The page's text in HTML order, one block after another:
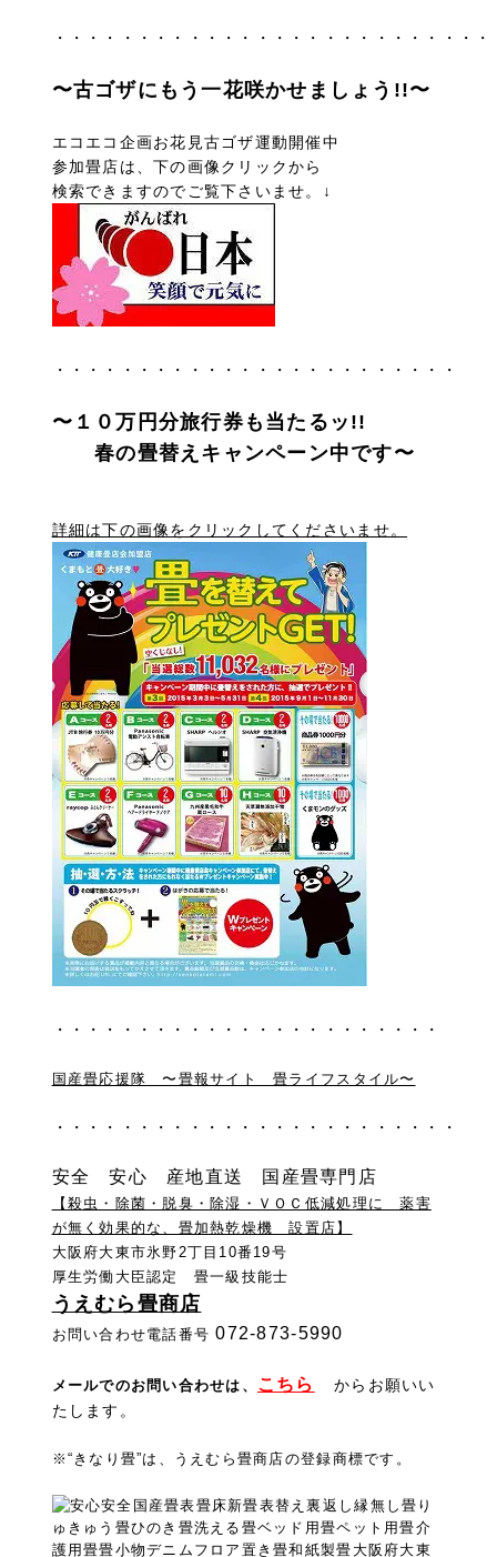
・・・・・・・・・・・・・・・・・・・・・・・・・
〜古ゴザにもう一花咲かせましょう!!〜
エコエコ企画お花見古ゴザ運動開催中
参加畳店は、下の画像クリックから
検索できますのでご覧下さいませ。↓
・・・・・・・・・・・・・・・・・・・・・・・・
〜 １０万円分旅行券も当たるッ!!
春の畳替えキャンペーン中です〜
詳細は下の画像をクリックしてくださいませ。
・・・・・・・・・・・・・・・・・・・・・・・
国産畳応援隊 〜畳報サイト 畳ライフスタイル〜
・・・・・・・・・・・・・・・・・・・・・・・・
安全 安心 産地直送 国産畳専門店
【殺虫・除菌・脱臭・除湿・ＶＯＣ低減処理に 薬害
が無く効果的な、畳加熱乾燥機 設置店】
大阪府大東市氷野2丁目10番19号
厚生労働大臣認定 畳一級技能士
うえむら畳商店
お問い合わせ電話番号 072-873-5990
メールでのお問い合わせは 、 こちら
からお願いい
たします。
※“きなり畳”は、うえむら畳商店の登録商標です。